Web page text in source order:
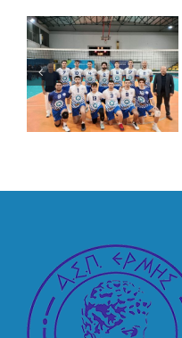
Η ελπίδα
πεθαίνει
τελευταία